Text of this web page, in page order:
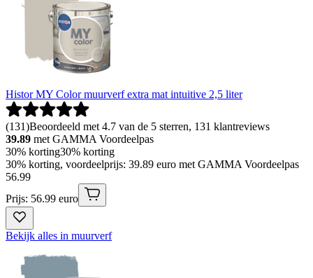
Histor MY Color muurverf extra mat intuitive 2,5 liter
(131)Beoordeeld met 4.7 van de 5 sterren, 131 klantreviews
39.89 met GAMMA Voordeelpas
30% korting30% korting
30% korting, voordeelprijs: 39.89 euro met GAMMA Voordeelpas
56.99
Prijs: 56.99 euro
Bekijk alles in muurverf